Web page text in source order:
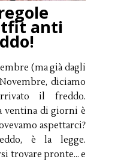
anti
(ma già dagli
diciamo
il freddo.
ventina di giorni è
aspettarci?
è la legge.
trovare pronte... e